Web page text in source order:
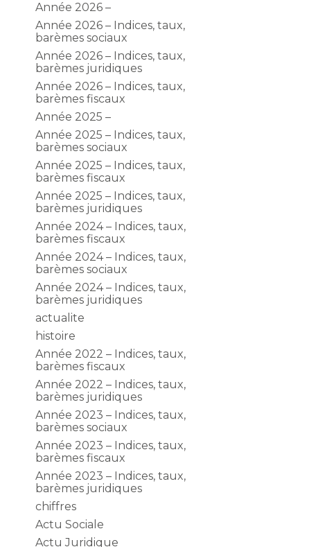
Année 2026 –
Année 2026 – Indices, taux,
barèmes sociaux
Année 2026 – Indices, taux,
barèmes juridiques
Année 2026 – Indices, taux,
barèmes fiscaux
Année 2025 –
Année 2025 – Indices, taux,
barèmes sociaux
Année 2025 – Indices, taux,
barèmes fiscaux
Année 2025 – Indices, taux,
barèmes juridiques
Année 2024 – Indices, taux,
barèmes fiscaux
Année 2024 – Indices, taux,
barèmes sociaux
Année 2024 – Indices, taux,
barèmes juridiques
actualite
histoire
Année 2022 – Indices, taux,
barèmes fiscaux
Année 2022 – Indices, taux,
barèmes juridiques
Année 2023 – Indices, taux,
barèmes sociaux
Année 2023 – Indices, taux,
barèmes fiscaux
Année 2023 – Indices, taux,
barèmes juridiques
chiffres
Actu Sociale
Actu Juridique